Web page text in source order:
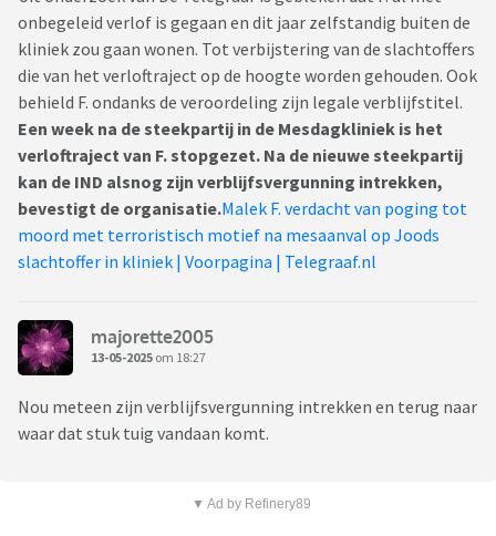
onbegeleid verlof is gegaan en dit jaar zelfstandig buiten de
kliniek zou gaan wonen. Tot verbijstering van de slachtoffers
die van het verloftraject op de hoogte worden gehouden. Ook
behield F. ondanks de veroordeling zijn legale verblijfstitel.
Een week na de steekpartij in de Mesdagkliniek is het
verloftraject van F. stopgezet. Na de nieuwe steekpartij
kan de IND alsnog zijn verblijfsvergunning intrekken,
bevestigt de organisatie.Malek F. verdacht van poging tot
moord met terroristisch motief na mesaanval op Joods
slachtoffer in kliniek | Voorpagina | Telegraaf.nl
majorette2005
13-05-2025 om 18:27
Nou meteen zijn verblijfsvergunning intrekken en terug naar
waar dat stuk tuig vandaan komt.
▼ Ad by Refinery89